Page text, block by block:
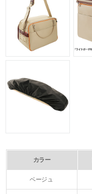
カラー
ベージュ